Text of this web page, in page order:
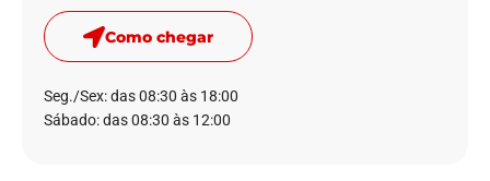
Como chegar
Seg./Sex: das 08:30 às 18:00
Sábado: das 08:30 às 12:00